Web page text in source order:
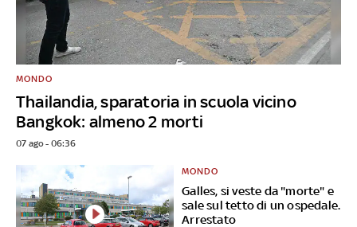
Thailandia, sparatoria in scuola vicino
Bangkok: almeno 2 morti
MONDO
07 ago - 06:36
Galles, si veste da "morte" e
sale sul tetto di un ospedale.
Arrestato
MONDO